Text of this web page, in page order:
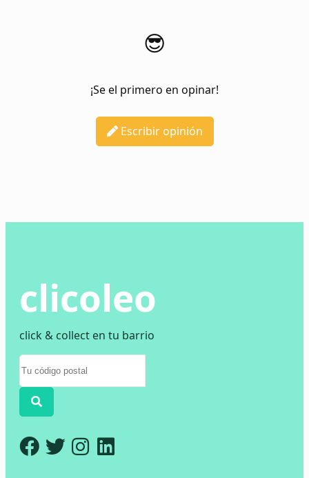
😎
¡Se el primero en opinar!
Escribir opinión
clicoleo
click & collect en tu barrio